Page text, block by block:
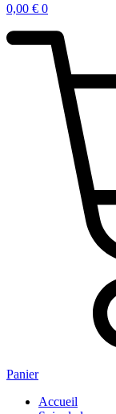
0,00 € 0
Panier
Accueil